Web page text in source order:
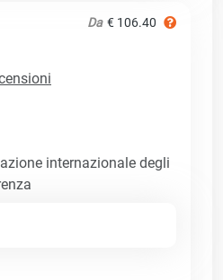
Da € 106.40
internazionale degli